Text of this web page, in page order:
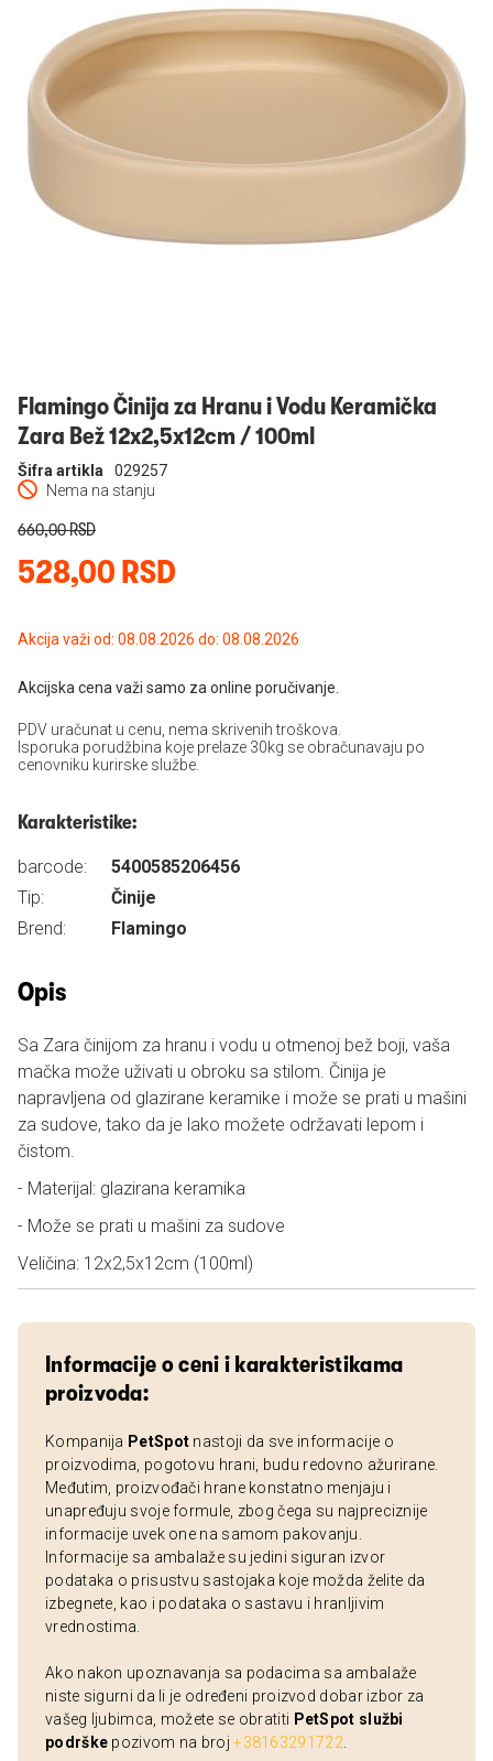
Prijavi se
Flamingo Činija za Hranu i Vodu Keramička
Zara Bež 12x2,5x12cm / 100ml
Nema na stanju
Šifra artikla 029257
528,00 RSD
660,00 RSD
Akcija važi od: 08.08.2026 do: 08.08.2026
Akcijska cena važi samo za online poručivanje.
PDV uračunat u cenu, nema skrivenih troškova.
Isporuka porudžbina koje prelaze 30kg se obračunavaju po
cenovniku kurirske službe.
Karakteristike:
barcode:
5400585206456
Tip:
Činije
Brend:
Flamingo
Opis
Sa Zara činijom za hranu i vodu u otmenoj bež boji, vaša
mačka može uživati u obroku sa stilom. Činija je
napravljena od glazirane keramike i može se prati u mašini
za sudove, tako da je lako možete održavati lepom i
čistom.
- Materijal: glazirana keramika
- Može se prati u mašini za sudove
Veličina: 12x2,5x12cm (100ml)
Informacije o ceni i karakteristikama
proizvoda:
Kompanija PetSpot nastoji da sve informacije o
proizvodima, pogotovu hrani, budu redovno ažurirane.
Međutim, proizvođači hrane konstatno menjaju i
unapređuju svoje formule, zbog čega su najpreciznije
informacije uvek one na samom pakovanju.
Informacije sa ambalaže su jedini siguran izvor
podataka o prisustvu sastojaka koje možda želite da
izbegnete, kao i podataka o sastavu i hranljivim
vrednostima.
Ako nakon upoznavanja sa podacima sa ambalaže
niste sigurni da li je određeni proizvod dobar izbor za
vašeg ljubimca, možete se obratiti PetSpot službi
podrške pozivom na broj+38163291722